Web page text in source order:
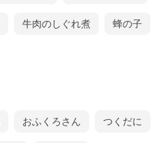
牛肉のしぐれ煮 蜂の子
おふくろさん つくだに